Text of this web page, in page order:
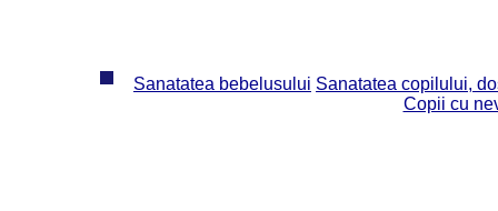
Sanatatea bebelusului Sanatatea copilului,
Copii cu